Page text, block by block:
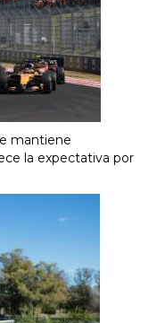
mantiene
la expectativa por